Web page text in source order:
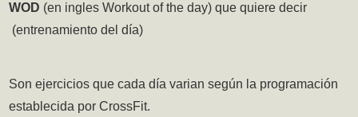
WOD (en ingles Workout of the day) que quiere decir
(entrenamiento del día)
Son ejercicios quecada día variansegún la programación
establecida por CrossFit.